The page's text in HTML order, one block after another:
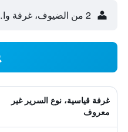
2 من الضيوف، غرفة واحدة
غرفة قياسية، نوع السرير غير
معروف